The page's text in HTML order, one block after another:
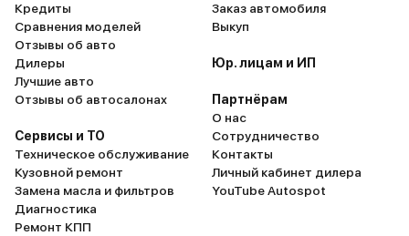
Кредиты
Сравнения моделей
Отзывы об авто
Дилеры
Лучшие авто
Отзывы об автосалонах
Сервисы и ТО
Техническое обслуживание
Кузовной ремонт
Замена масла и фильтров
Диагностика
Ремонт КПП
Заказ автомобиля
Выкуп
Юр. лицам и ИП
Партнёрам
О нас
Сотрудничество
Контакты
Личный кабинет дилера
YouTube Autospot